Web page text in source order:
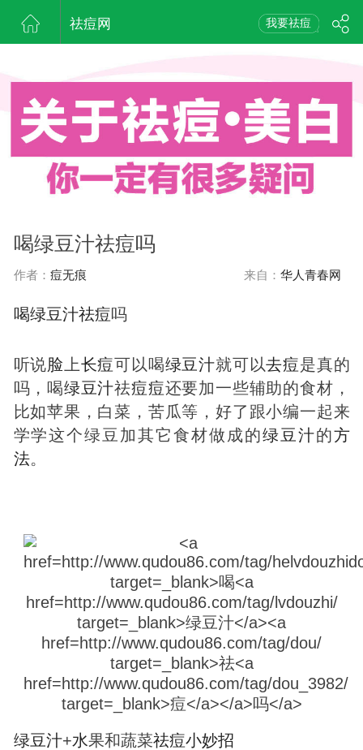
祛痘网 我要祛痘
喝绿豆汁祛痘吗
作者： 痘无痕 来自： 华人青春网
喝绿豆汁祛痘吗
听说脸 上长痘可以喝绿豆汁就可以去痘是真的
吗，喝绿豆汁祛痘痘还要加一些辅助的食材，
比如苹果，白菜，苦瓜等，好了跟小编一起来
学学这个绿豆加其它食材做成的绿豆汁的方
法。
绿豆汁+水果和蔬菜祛痘小妙招